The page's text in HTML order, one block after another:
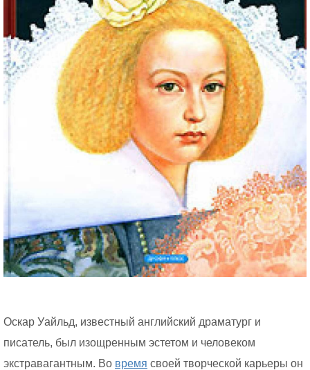
Оскар Уайльд, известный английский драматург и
писатель, был изощренным эстетом и человеком
экстравагантным. Во время своей творческой карьеры он